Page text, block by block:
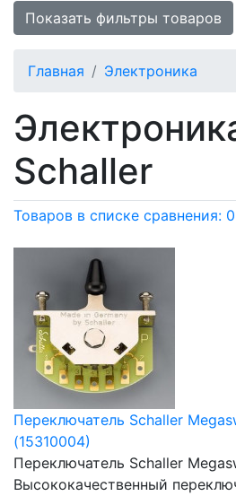
Показать фильтры товаров
Главная Электроника
Schaller
Товаров в списке сравнения:
Переключатель Schaller
(15310004)
Переключатель Schaller
Высококачественный